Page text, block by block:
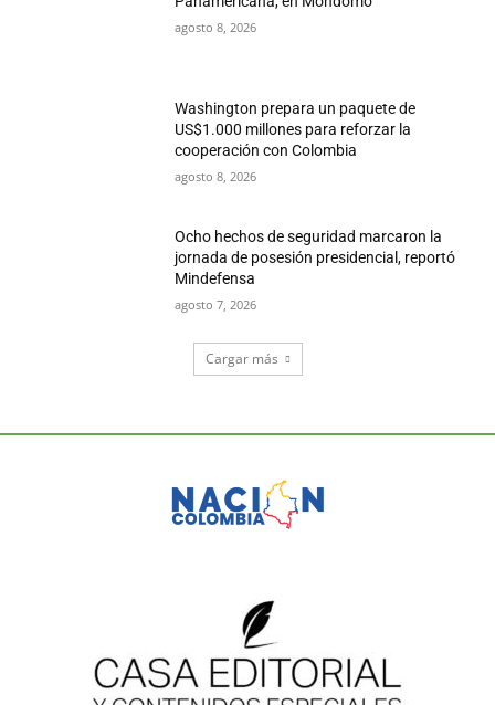
agosto 8, 2026
Washington prepara un paquete de
US$1.000 millones para reforzar la
cooperación con Colombia
agosto 8, 2026
Ocho hechos de seguridad marcaron la
jornada de posesión presidencial, reportó
Mindefensa
agosto 7, 2026
Cargar más